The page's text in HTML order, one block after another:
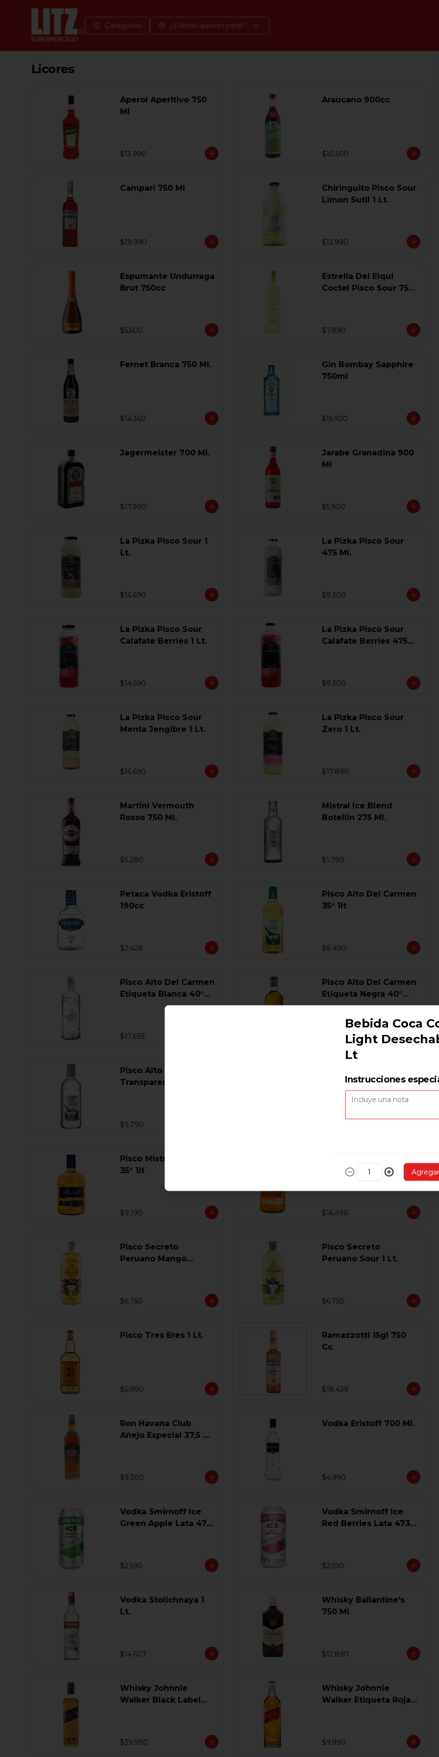
Categorías ¿Dónde quieres pedir?
Licores
Aperol Aperitivo 750
Ml
$13.990
Araucano 900cc
$10.500
Campari 750 Ml
$19.990
Chiringuito Pisco Sour
Limon Sutil 1 Lt.
$13.990
Espumante Undurraga
Brut 750cc
$5.600
Estrella Del Elqui
Coctel Pisco Sour 750
$7.890
Fernet Branca 750 Ml.
$14.360
Gin Bombay Sapphire
750ml
$16.920
Jagermeister 700 Ml.
$17.990
Jarabe Granadina 900
Ml
$5.900
La Pizka Pisco Sour 1
Lt.
$16.690
La Pizka Pisco Sour
475 Ml.
$9.300
La Pizka Pisco Sour
Calafate Berries 1 Lt.
$14.590
La Pizka Pisco Sour
Calafate Berries 475
$9.300
La Pizka Pisco Sour
Menta Jengibre 1 Lt.
$16.690
La Pizka Pisco Sour
Zero 1 Lt.
$17.890
Martini Vermouth
Rosso 750 Ml.
$6.280
Mistral Ice Blend
Botellin 275 Ml.
$1.790
Petaca Vodka Eristoff
190cc
$2.428
Pisco Alto Del Carmen
35° 1lt
$8.490
Pisco Alto Del Carmen
Etiqueta Blanca 40°
$17.693
Pisco Alto Del Carmen
Etiqueta Negra 40°
750 Ml.
$17.440
Pisco Alto Del Carmen
Transparente 40° 750
$9.790
Sour 16 Gl. 700 Ml.
Pisco Mistral Especial
35° 1lt
$9.190
Añejado En Roble
Clasico 40 Gl.750 Ml.
$16.490
Pisco Secreto
Peruano Mango
$6.750
Pisco Secreto
Peruano Sour 1 Lt.
$6.750
Pisco Tres Eres 1 Lt.
$6.990
Ramazzotti 15gl 750
Cc
$18.439
Ron Havana Club
Añejo Especial 37,5 Gl
$9.300
Vodka Eristoff 700 Ml.
$4.990
Vodka Smirnoff Ice
Green Apple Lata 473
$2.590
Vodka Smirnoff Ice
Red Berries Lata 473
$2.590
Vodka Stolichnaya 1
Lt.
$14.607
Whisky Ballantine's
750 Ml
$12.890
Whisky Johnnie
Walker Black Label
$39.990
Whisky Johnnie
Walker Etiqueta Roja
$9.990
Bebida Coca
Light
Lt
Instrucciones
Agregar